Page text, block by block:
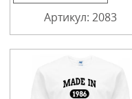
Артикул: 2083